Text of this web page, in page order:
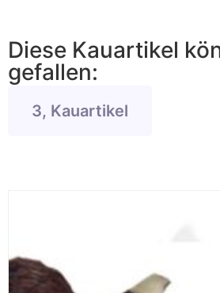
Diese Kauartikel
gefallen:
3, Kauartikel